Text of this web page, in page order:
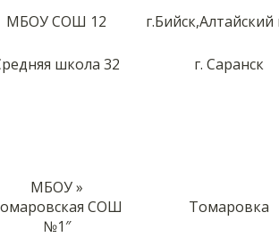
МБОУ СОШ 12
школа 32 г. Саранск
МБОУ »
СОШ
№1″
Томаровка